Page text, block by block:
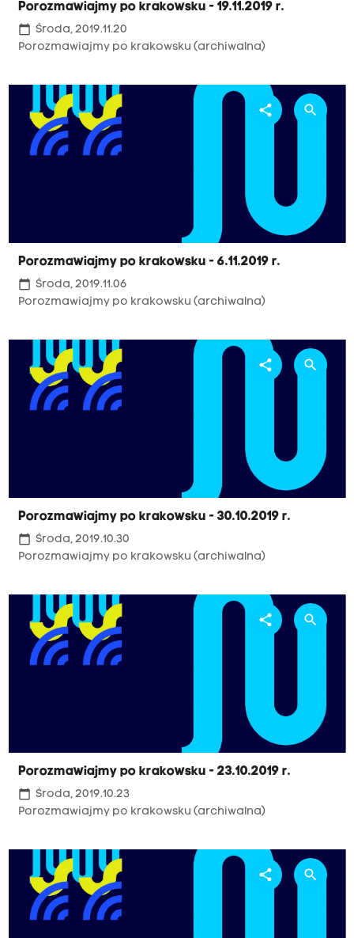
Porozmawiajmy po krakowsku - 19.11.2019 r.
calendar_today Środa, 2019.11.20
Porozmawiajmy po krakowsku (archiwalna)
Porozmawiajmy po krakowsku - 6.11.2019 r.
calendar_today Środa, 2019.11.06
Porozmawiajmy po krakowsku (archiwalna)
share search
Porozmawiajmy po krakowsku - 30.10.2019 r.
calendar_today Środa, 2019.10.30
Porozmawiajmy po krakowsku (archiwalna)
share search
Porozmawiajmy po krakowsku - 23.10.2019 r.
calendar_today Środa, 2019.10.23
Porozmawiajmy po krakowsku (archiwalna)
share search
share search